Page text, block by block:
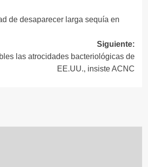
de desaparecer larga sequía en
Siguiente:
las atrocidades bacteriológicas de
EE.UU., insiste ACNC